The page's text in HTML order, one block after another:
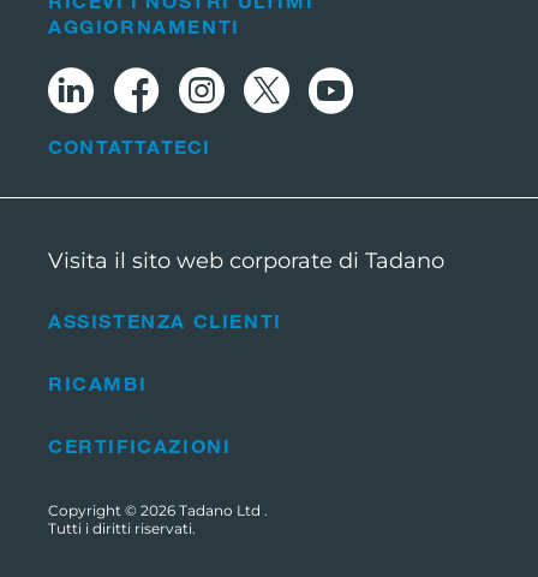
ASSISTENZA CLIENTI
RICAMBI
CERTIFICAZIONI
AGGIORNAMENTI
CONTATTATECI
Visita il sito web corporate di Tadano
Copyright © 2026 Tadano Ltd .
Tutti i diritti riservati.